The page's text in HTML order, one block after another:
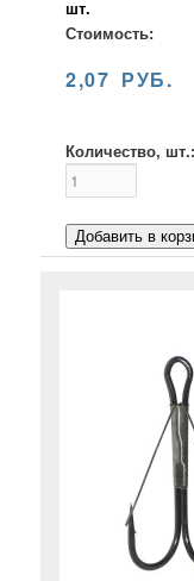
шт.
Стоимость:
2,07 РУБ.
Количество, шт.:
Добавить в